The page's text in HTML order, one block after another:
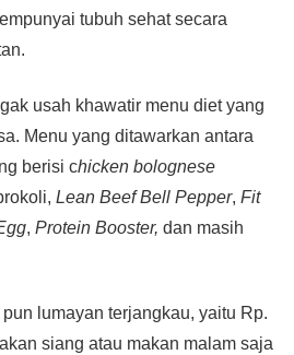
tubuh sehat secara
usah khawatir menu diet yang
Menu yang ditawarkan antara
berisi chicken bolognese
Lean Beef Bell Pepper, Fit
, Protein Booster, dan masih
lumayan terjangkau, yaitu Rp.
siang atau makan malam saja